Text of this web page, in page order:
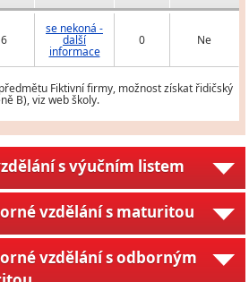
se nekoná -
další
informace
0 Ne
Fiktivní firmy, možnost získat řidičský
B), viz web školy.
s výučním listem
vzdělání s maturitou
vzdělání s odborným